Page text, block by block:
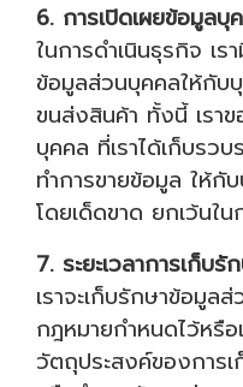
6. การเปิดเผยข้อมูล
ในการดำเนินธุรกิจ เร
ข้อมูลส่วนบุคคลให้กับ
ขนส่งสินค้า ทั้งนี้ เรา
บุคคล ที่เราได้เก็บรวบ
ทำการขายข้อมูล ให้กั
โดยเด็ดขาด ยกเว้นใ
7. ระยะเวลาการเก็บ
เราจะเก็บรักษาข้อมูล
กฎหมายกำหนดไว้หรือ
วัตถุประสงค์ของการ